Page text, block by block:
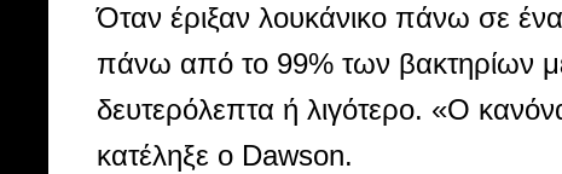
Όταν έριξαν λουκάνικο πάνω σε
πάνω από το 99% των βακτηρίων
δευτερόλεπτα ή λιγότερο. «Ο
κατέληξε ο Dawson.